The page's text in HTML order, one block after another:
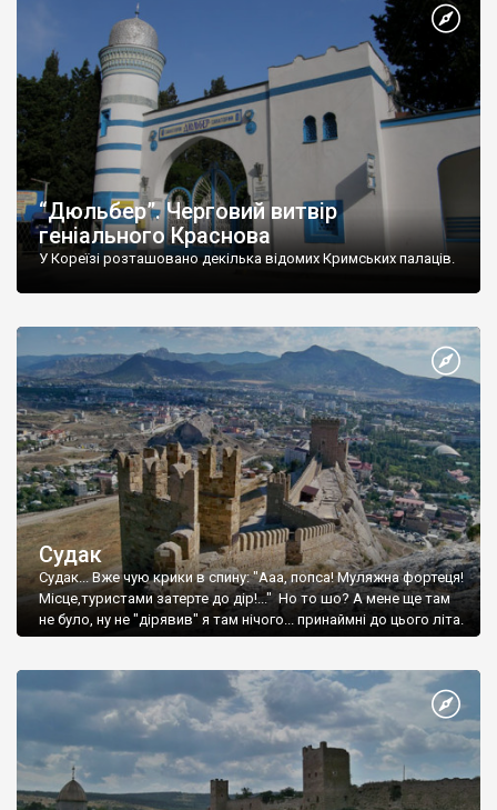
“Дюльбер”. Черговий витвір
геніального Краснова
У Кореїзі розташовано декілька відомих Кримських палаців.
Судак
Судак... Вже чую крики в спину: "Ааа, попса! Муляжна фортеця!
Місце,туристами затерте до дір!..." Но то шо? А мене ще там
не було, ну не "дірявив" я там нічого... принаймні до цього літа.